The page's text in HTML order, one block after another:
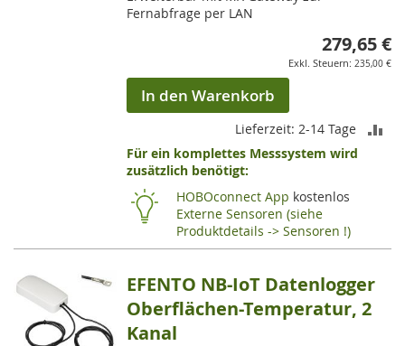
Fernabfrage per LAN
279,65 €
235,00 €
In den Warenkorb
Lieferzeit: 2-14 Tage
Für ein komplettes Messsystem wird
zusätzlich benötigt:
HOBOconnect App kostenlos
Externe Sensoren (siehe
Produktdetails -> Sensoren !)
EFENTO NB-IoT Datenlogger
Oberflächen-Temperatur, 2
Kanal